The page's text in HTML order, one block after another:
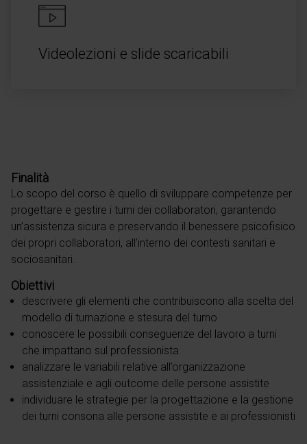
Videolezioni e slide scaricabili
Finalità
Lo scopo del corso è quello di sviluppare competenze per
progettare e gestire i turni dei collaboratori, garantendo
un’assistenza sicura e preservando il benessere psicofisico
dei propri collaboratori, all’interno dei contesti sanitari e
sociosanitari.
Obiettivi
descrivere gli elementi che contribuiscono alla scelta del
modello di turnazione e stesura del turno
conoscere le possibili conseguenze del lavoro a turni
che impattano sul professionista
analizzare le variabili relative all’organizzazione
assistenziale e agli outcome delle persone assistite
individuare le strategie per la progettazione e la gestione
dei turni consona alle persone assistite e ai professionisti